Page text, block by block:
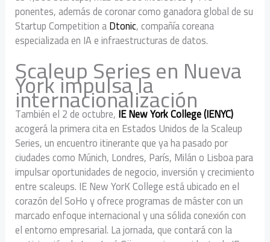
ponentes, además de coronar como ganadora global de su
Startup Competition aDtonic, compañía coreana
especializada en IA e infraestructuras de datos.
Scaleup Series en Nueva
York impulsa la
internacionalización
También el 2 de octubre, IE New York College (IENYC)
acogerá la primera cita en Estados Unidos de la Scaleup
Series, un encuentro itinerante que ya ha pasado por
ciudades como Múnich, Londres, París, Milán o Lisboa para
impulsar oportunidades de negocio, inversión y crecimiento
entre scaleups. IE New YorK College está ubicado en el
corazón del SoHo y ofrece programas de máster con un
marcado enfoque internacional y una sólida conexión con
el entorno empresarial. La jornada, que contará con la